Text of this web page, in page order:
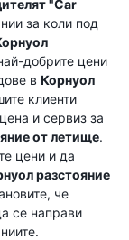
"Car
за коли под
добрите цени
в Корнуол
клиенти
и сервиз за
от летище.
цени и да
разстояние
че
се направи